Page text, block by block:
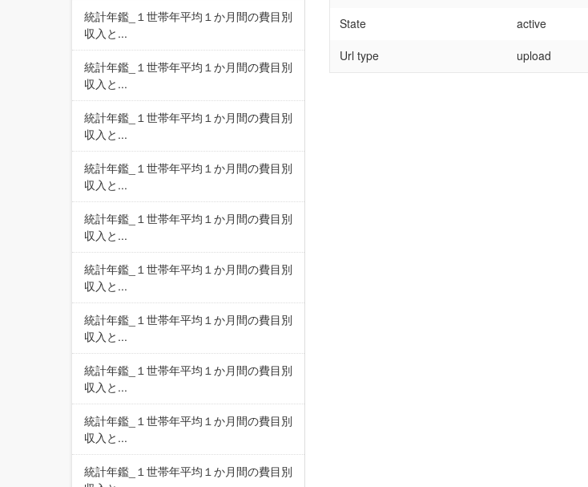
統計年鑑_１世帯年平均１か月間の費目別
収入と...
統計年鑑_１世帯年平均１か月間の費目別
収入と...
統計年鑑_１世帯年平均１か月間の費目別
収入と...
統計年鑑_１世帯年平均１か月間の費目別
収入と...
統計年鑑_１世帯年平均１か月間の費目別
収入と...
統計年鑑_１世帯年平均１か月間の費目別
収入と...
統計年鑑_１世帯年平均１か月間の費目別
収入と...
統計年鑑_１世帯年平均１か月間の費目別
収入と...
統計年鑑_１世帯年平均１か月間の費目別
収入と...
統計年鑑_１世帯年平均１か月間の費目別
State
active
Url type
upload